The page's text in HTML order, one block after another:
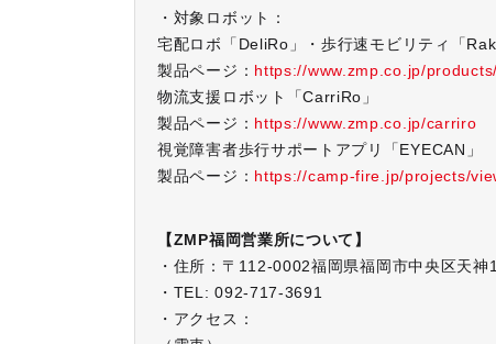
・対象ロボット：
宅配ロボ「DeliRo」・歩行速モビリティ「
製品ページ： https://www.zmp.co.jp/
物流支援ロボット「CarriRo」
製品ページ： https://www.zmp.co.jp/carriro
視覚障害者歩行サポートアプリ「EYECAN」
製品ページ： https://camp-fire.jp/projects/
【ZMP福岡営業所について】
・住所：〒112-0002福岡県福岡市中央区天
・TEL: 092-717-3691
・アクセス：